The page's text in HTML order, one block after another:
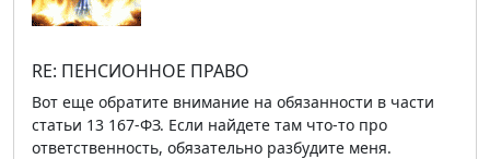
RE: ПЕНСИОННОЕ ПРАВО
Вот еще обратите внимание на обязанности в части
статьи 13 167-ФЗ. Если найдете там что-то про
ответственность, обязательно разбудите меня.